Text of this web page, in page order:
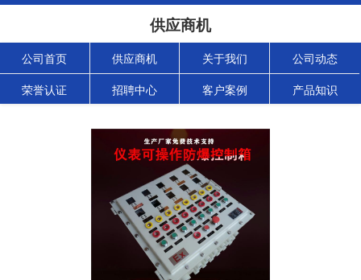
供应商机
公司首页 供应商机 关于我们 公司动态
荣誉认证 招聘中心 客户案例 产品知识